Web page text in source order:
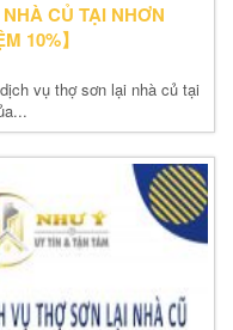
CỦ TẠI NHƠN
10%】
vụ thợ sơn lại nhà củ tại